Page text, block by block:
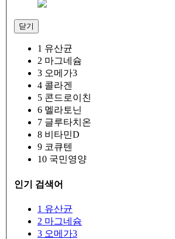
닫기
1 유산균
2 마그네슘
3 오메가3
4 콜라겐
5 콘드로이친
6 멜라토닌
7 글루타치온
8 비타민D
9 코큐텐
10 국민영양
인기 검색어
1 유산균
2 마그네슘
3 오메가3